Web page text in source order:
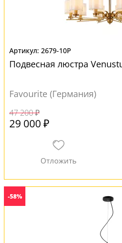
2679-10P
Подвесная люстра
Favourite (Германия)
47 200 ₽
29 000 ₽
-58%